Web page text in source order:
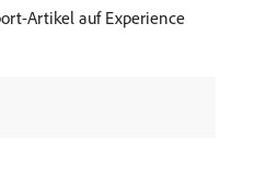
Artikel auf Experience